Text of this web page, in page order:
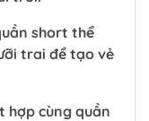
short thể
trai để tạo vẻ
hợp cùng quần